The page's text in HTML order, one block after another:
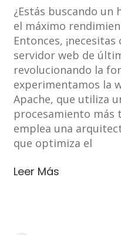
¿Estás buscando un
el máximo
Entonces,
servidor web de
revolucionando la
experimentamos la
Apache, que utiliza
procesamiento más
emplea una
que optimiza el
Leer Más